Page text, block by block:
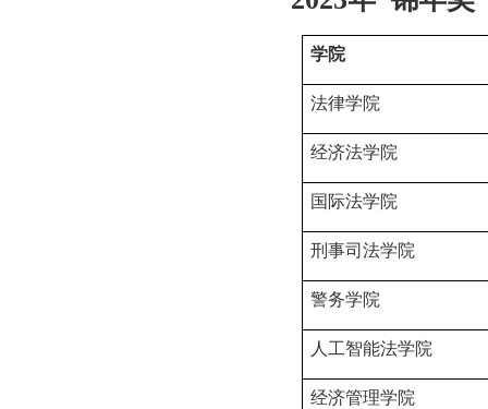
学院
法律学院
经济法学院
国际法学院
刑事司法学院
警务学院
人工智能法学院
经济管理学院